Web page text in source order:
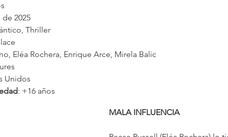
2025
Thriller
Eléa Rochera, Enrique Arce, Mirela Balic
Unidos
: +16 años
MALA INFLUENCIA